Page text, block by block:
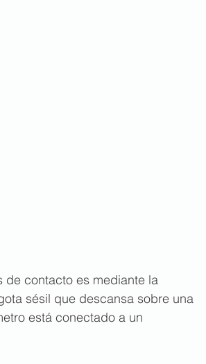
de contacto es mediante la
sésil que descansa sobre una
está conectado a un